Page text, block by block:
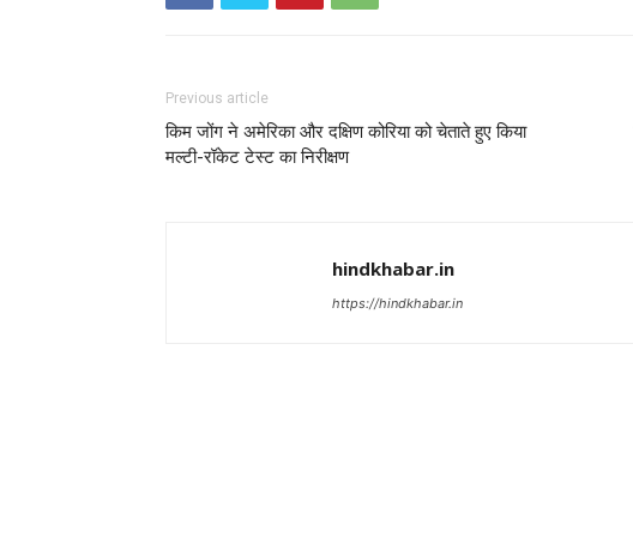
Previous article
किम जोंग ने अमेरिका और दक्षिण कोरिया को चेताते हुए किया
मल्टी-रॉकेट टेस्ट का निरीक्षण
hindkhabar.in
https://hindkhabar.in